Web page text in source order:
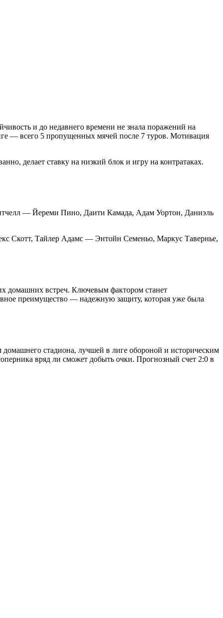
и до недавнего времени не знала поражений на
— всего 5 пропущенных мячей после 7 туров. Мотивация
делает ставку на низкий блок и игру на контратаках.
— Йереми Пино, Даити Камада, Адам Уортон, Даниэль
Скотт, Тайлер Адамс — Энтойн Семеньо, Маркус Тавернье,
домашних встреч. Ключевым фактором станет
преимущество — надежную защиту, которая уже была
стадиона, лучшей в лиге обороной и историческим
вряд ли сможет добыть очки. Прогнозный счет 2:0 в